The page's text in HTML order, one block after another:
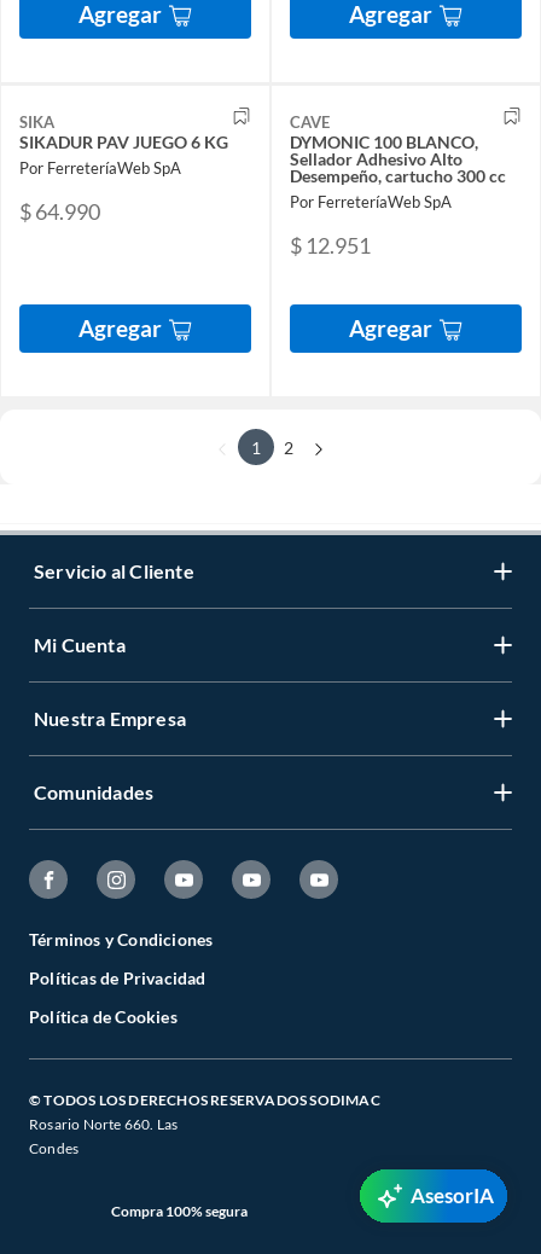
Agregar Agregar
SIKA
SIKADUR PAV JUEGO 6 KG
Por FerreteríaWeb SpA
$ 64.990
Agregar
CAVE
DYMONIC 100 BLANCO,
Sellador Adhesivo Alto
Desempeño, cartucho 300 cc
Por FerreteríaWeb SpA
$ 12.951
Agregar
1 2
Servicio al Cliente
Mi Cuenta
Nuestra Empresa
Comunidades
Términos y Condiciones
Políticas de Privacidad
Política de Cookies
© TODOS LOS DERECHOS RESERVADOS SODIMAC
Rosario Norte 660. Las
Condes
Compra 100% segura
AsesorIA